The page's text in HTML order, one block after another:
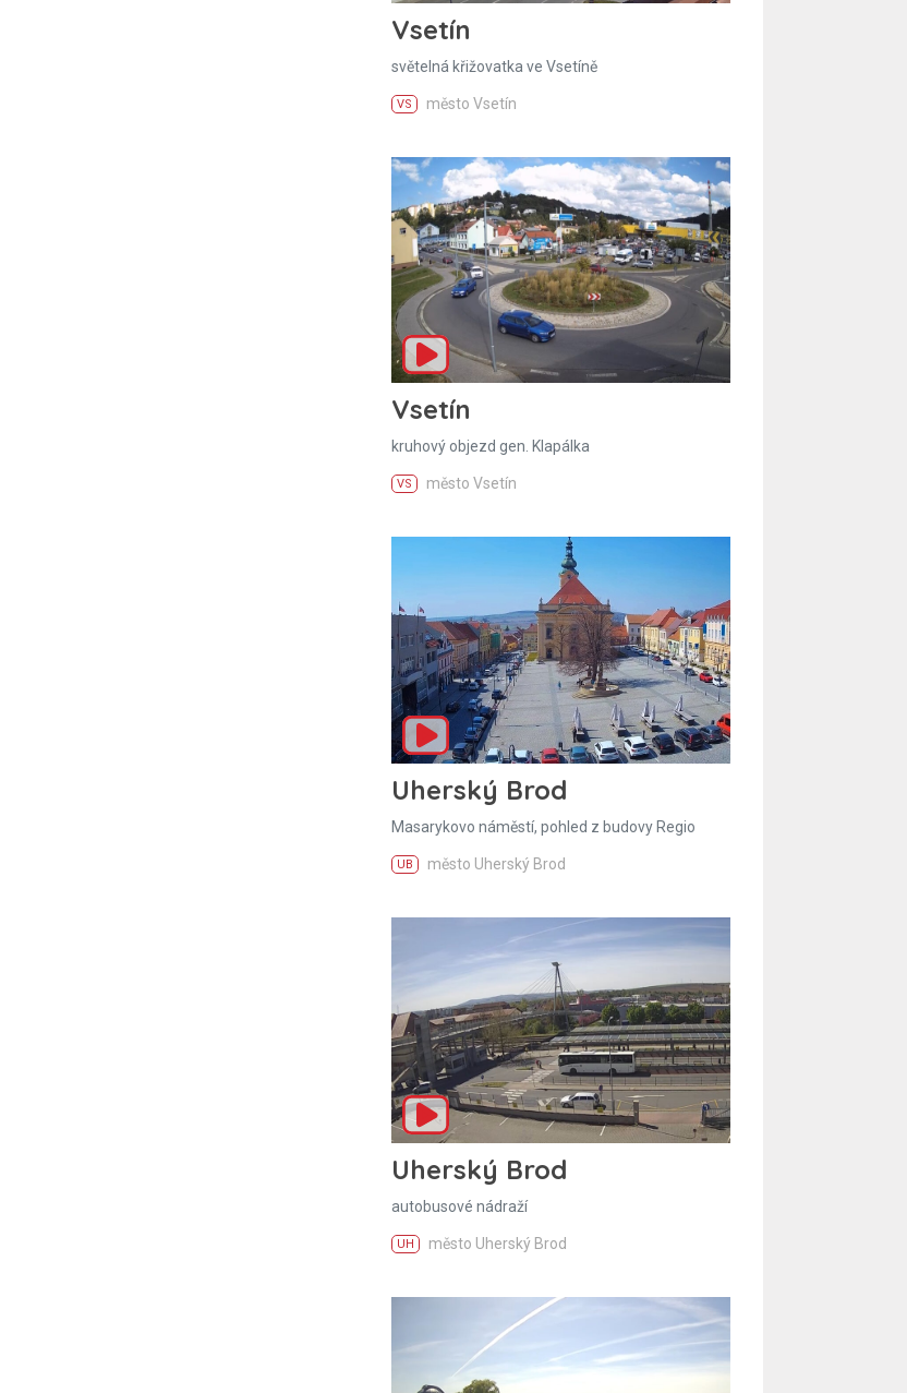
Vsetín
světelná křižovatka ve Vsetíně
VS město Vsetín
Vsetín
kruhový objezd gen. Klapálka
VS město Vsetín
Uherský Brod
Masarykovo náměstí, pohled z budovy Regio
UB město Uherský Brod
Uherský Brod
autobusové nádraží
UH město Uherský Brod